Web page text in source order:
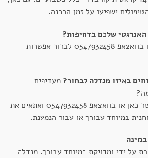
ישפיעו על זמן ההכנה.
שלכם בדחיפות?
צרו איתי קשר כאן או בוואצאפ 0547932458 לברור אפשרות
באיזו מנדלה לבחור? מעדיפים
בשמחה, צרו איתי קשר כאן או בוואצאפ 0547932458 ואתאים את
במיוחד עבורך או עבור הנמענת.
על ידי ומדויקת במיוחד עבורך. מנדלה